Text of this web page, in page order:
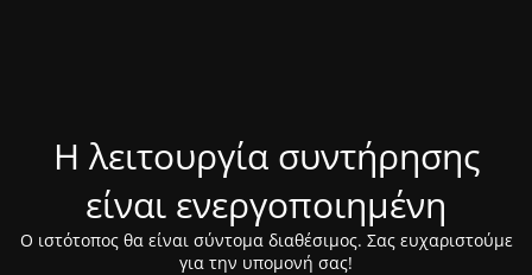
Η λειτουργία συντήρησης
είναι ενεργοποιημένη
Ο ιστότοπος θα είναι σύντομα διαθέσιμος. Σας ευχαριστούμε
για την υπομονή σας!